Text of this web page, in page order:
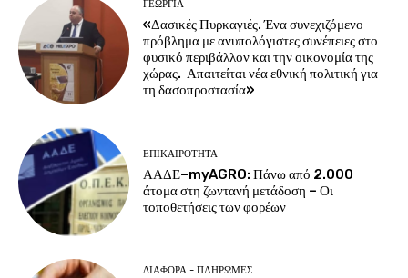
ΓΕΩΡΓΊΑ
«Δασικές Πυρκαγιές. Ένα συνεχιζόμενο
πρόβλημα με ανυπολόγιστες συνέπειες στο
φυσικό περιβάλλον και την οικονομία της
χώρας. Απαιτείται νέα εθνική πολιτική για
τη δασοπροστασία»
ΕΠΙΚΑΙΡΌΤΗΤΑ
ΑΑΔΕ–myAGRO: Πάνω από 2.000
άτομα στη ζωντανή μετάδοση – Οι
τοποθετήσεις των φορέων
ΔΙΆΦΟΡΑ - ΠΛΗΡΩΜΈΣ